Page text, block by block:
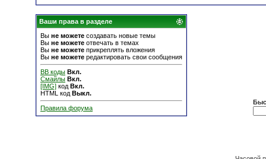
Ваши права в разделе
Вы не можете создавать новые темы
Вы не можете отвечать в темах
Вы не можете прикреплять вложения
Вы не можете редактировать свои сообщения
BB коды Вкл.
Смайлы Вкл.
[IMG] код Вкл.
HTML код Выкл.
Правила форума